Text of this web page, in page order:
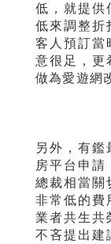
低，就提供
低來調整折
客人預訂當
意很足，更
做為愛遊網
另外，有鑑
房平台申請
總裁相當關
非常低的費
業者共生共
不吝提出建